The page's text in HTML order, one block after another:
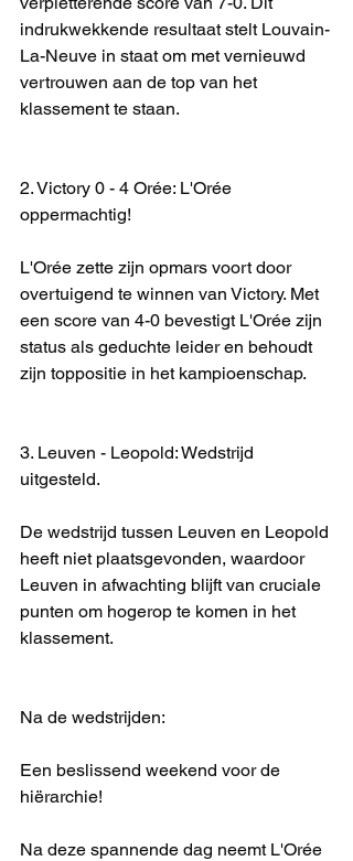
indrukwekkende resultaat stelt Louvain-
La-Neuve in staat om met vernieuwd
vertrouwen aan de top van het
klassement te staan.
2. Victory 0 - 4 Orée: L'Orée
oppermachtig!
L'Orée zette zijn opmars voort door
overtuigend te winnen van Victory. Met
een score van 4-0 bevestigt L'Orée zijn
status als geduchte leider en behoudt
zijn toppositie in het kampioenschap.
3. Leuven - Leopold: Wedstrijd
uitgesteld.
De wedstrijd tussen Leuven en Leopold
heeft niet plaatsgevonden, waardoor
Leuven in afwachting blijft van cruciale
punten om hogerop te komen in het
klassement.
Na de wedstrijden:
Een beslissend weekend voor de
hiërarchie!
Na deze spannende dag neemt L'Orée